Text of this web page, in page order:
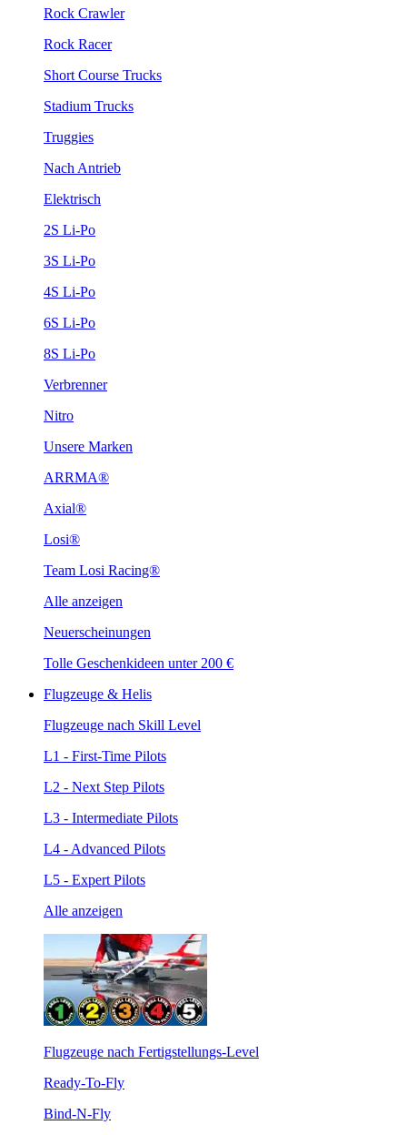
Rock Crawler
Rock Racer
Short Course Trucks
Stadium Trucks
Truggies
Nach Antrieb
Elektrisch
2S Li-Po
3S Li-Po
4S Li-Po
6S Li-Po
8S Li-Po
Verbrenner
Nitro
Unsere Marken
ARRMA®
Axial®
Losi®
Team Losi Racing®
Alle anzeigen
Neuerscheinungen
Tolle Geschenkideen unter 200 €
Flugzeuge & Helis
Flugzeuge nach Skill Level
L1 - First-Time Pilots
L2 - Next Step Pilots
L3 - Intermediate Pilots
L4 - Advanced Pilots
L5 - Expert Pilots
Alle anzeigen
Flugzeuge nach Fertigstellungs-Level
Ready-To-Fly
Bind-N-Fly